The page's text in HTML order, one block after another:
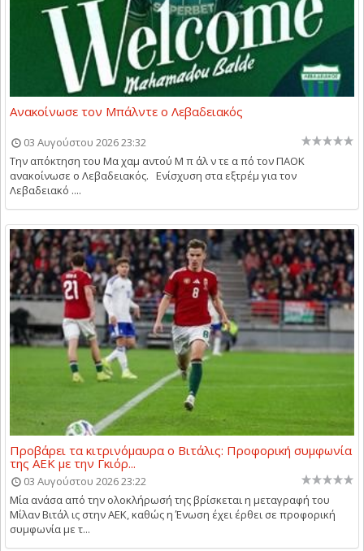
Ανακοίνωσε τον Μπάλντε ο Λεβαδειακός
03 Αυγούστου 2026 23:32
Την απόκτηση του Μα χαμ αντού Μ π άλ ν τε α πό τον ΠΑΟΚ
ανακοίνωσε ο Λεβαδειακός. Ενίσχυση στα εξτρέμ για τον
Λεβαδειακό ....
Προβάρει τα κιτρινόμαυρα ο Βιτάλις: Προφορική συμφωνία
της ΑΕΚ με την Γκιόρ...
03 Αυγούστου 2026 23:22
Μία ανάσα από την ολοκλήρωσή της βρίσκεται η μεταγραφή του
Μίλαν Βιτάλ ις στην ΑΕΚ, καθώς η Ένωση έχει έρθει σε προφορική
συμφωνία με τ...